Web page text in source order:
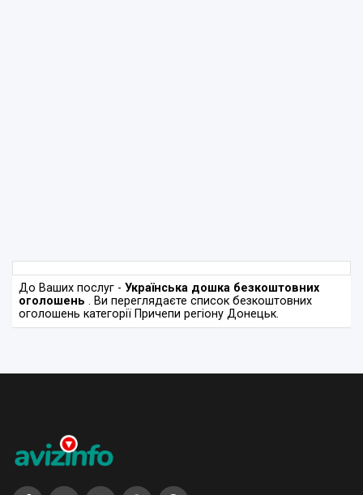
До Ваших послуг - Українська дошка безкоштовних
оголошень . Ви переглядаєте список безкоштовних
оголошень категорії Причепи регіону Донецьк.